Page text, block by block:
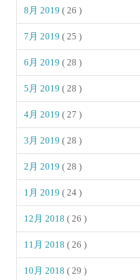
8月 2019( 26 )
7月 2019( 25 )
6月 2019( 28 )
5月 2019( 28 )
4月 2019( 27 )
3月 2019( 28 )
2月 2019( 28 )
1月 2019( 24 )
12月 2018( 26 )
11月 2018( 26 )
10月 2018( 29 )